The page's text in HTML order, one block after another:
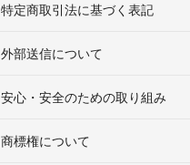
特定商取引法に基づく表記
外部送信について
安心・安全のための取り組み
商標権について